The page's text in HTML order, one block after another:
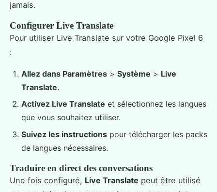
jamais.
Configurer Live Translate
Pour utiliser Live Translate sur votre Google Pixel 6
:
Allez dans Paramètres > Système > Live
Translate.
Activez Live Translate et sélectionnez les langues
que vous souhaitez utiliser.
Suivez les instructions pour télécharger les packs
de langues nécessaires.
Traduire en direct des conversations
Une fois configuré, Live Translate peut être utilisé